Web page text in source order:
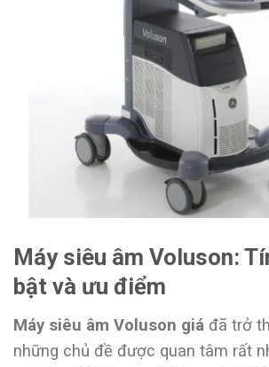
Máy siêu âm Voluson:
bật và ưu điểm
Máy siêu âm Voluson giá đã trở
những chủ đề được quan tâm rất